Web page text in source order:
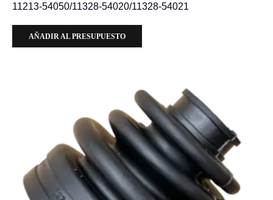
11213-54050/11328-54020/11328-54021
AÑADIR AL PRESUPUESTO